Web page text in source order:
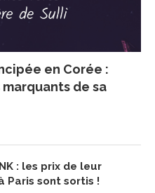
en Corée :
de sa
: les prix de leur
Paris sont sortis !